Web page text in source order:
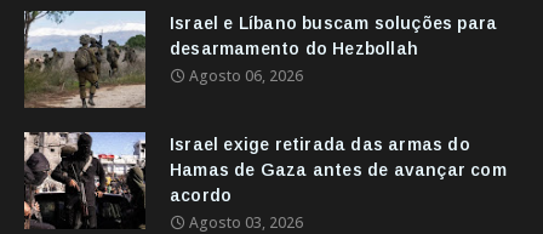
Israel e Líbano buscam soluções para
desarmamento do Hezbollah
Agosto 06, 2026
Israel exige retirada das armas do
Hamas de Gaza antes de avançar com
acordo
Agosto 03, 2026